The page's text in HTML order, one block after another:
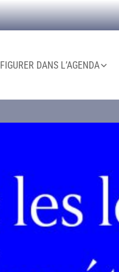
FIGURER DANS L’AGENDA